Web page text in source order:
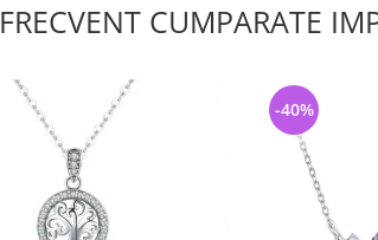
FRECVENT CUMPARATE
-40%